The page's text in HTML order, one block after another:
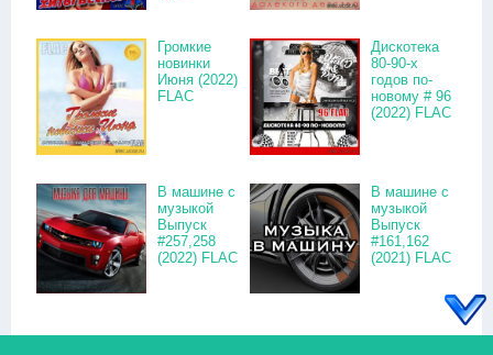
Громкие
новинки
Июня (2022)
FLAC
Дискотека
80-90-х
годов по-
новому # 96
(2022) FLAC
В машине с
музыкой
Выпуск
#257,258
(2022) FLAC
В машине с
музыкой
Выпуск
#161,162
(2021) FLAC